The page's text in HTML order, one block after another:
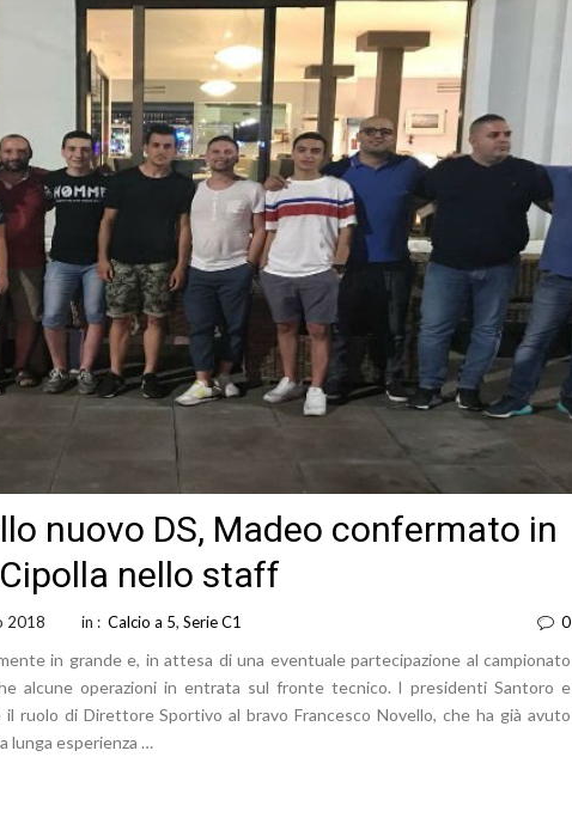
nuovo DS, Madeo confermato in
nello staff
2018 in : Calcio a 5, Serie C1 0
in grande e, in attesa di una eventuale partecipazione al campionato
alcune operazioni in entrata sul fronte tecnico. I presidenti Santoro e
ruolo di Direttore Sportivo al bravo Francesco Novello, che ha già avuto
lunga esperienza …